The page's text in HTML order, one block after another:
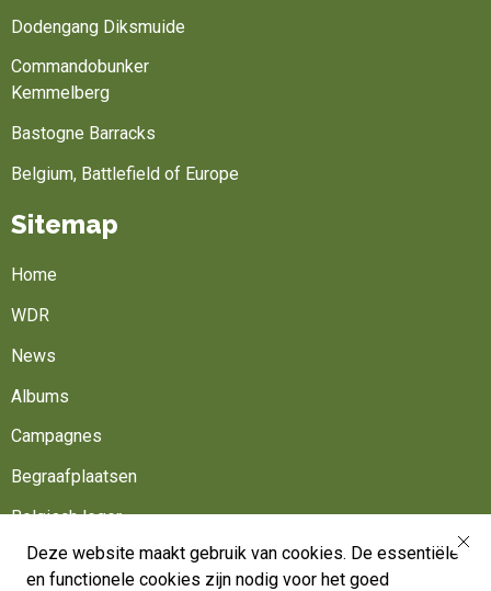
Deze website maakt gebruik van cookies. De essentiële
en functionele cookies zijn nodig voor het goed
Dodengang Diksmuide
Commandobunker
Kemmelberg
Bastogne Barracks
Belgium, Battlefield of Europe
Sitemap
Home
WDR
News
Albums
Campagnes
Begraafplaatsen
Belgisch leger
Werk mee